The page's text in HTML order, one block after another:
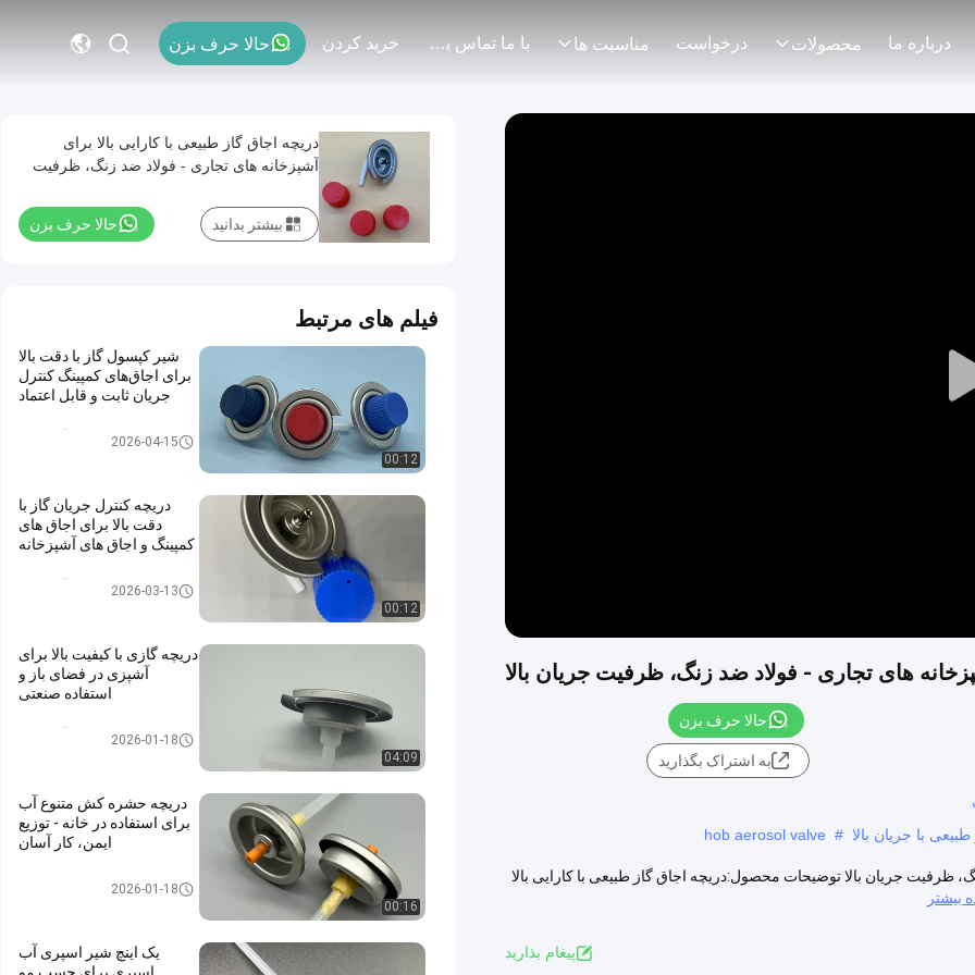
درباره ما محصولات درخواست مناسبت ها با ما تماس بگیرید خريد كردن حالا حرف بزن
Play
های تجاری - فولاد ضد زنگ، ظرفیت جریان بالا
حالا حرف بزن
به اشتراک بگذارید
با جریان بالا #
hob aerosol valve
ظرفیت جریان بالا توضیحات محصول:دریچه اجاق گاز طبیعی با کارایی بالا
بیشتر
پيغام بذاريد
دریچه اجاق گاز طبیعی با کارایی بالا برای
آشپزخانه های تجاری - فولاد ضد زنگ، ظرفیت
حالا حرف بزن بیشتر بدانید
فیلم های مرتبط
00:12
شیر کپسول گاز با دقت بالا
برای اجاق‌های کمپینگ کنترل
جریان ثابت و قابل اعتماد
شیر کارتریج گاز بوتان2026-04-15
00:12
دریچه کنترل جریان گاز با
دقت بالا برای اجاق های
کمپینگ و اجاق های آشپزخانه
شیر کارتریج گاز بوتان2026-03-13
04:09
دریچه گازی با کیفیت بالا برای
آشپزی در فضای باز و
استفاده صنعتی
شیر کارتریج گاز بوتان2026-01-18
00:16
دریچه حشره کش متنوع آب
برای استفاده در خانه - توزیع
ایمن، کار آسان
water alcohol based insecticid
2026-01-18
یک اینچ شیر اسپری آب